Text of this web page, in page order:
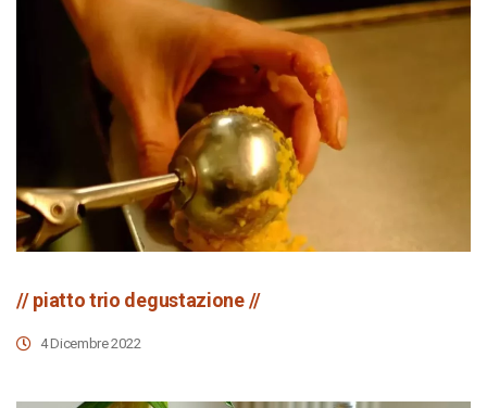
// piatto trio degustazione //
4 Dicembre 2022